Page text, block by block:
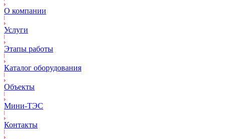
О компании
Услуги
Этапы работы
Каталог оборудования
Объекты
Mини-ТЭС
Контакты